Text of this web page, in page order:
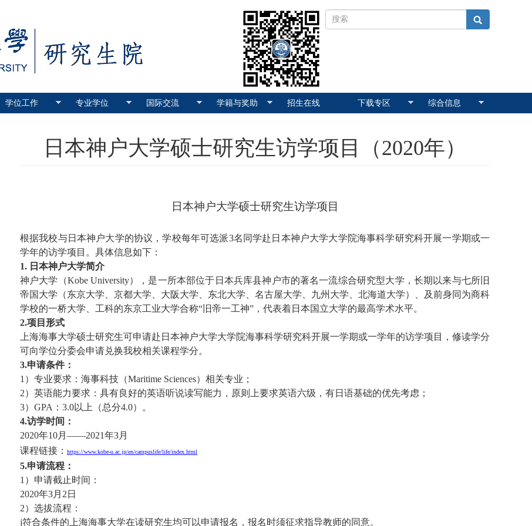
学位工作 专业学位 国际交流 学籍与奖助 招生在线 下载专区 综合信息
日本神户大学硕士研究生访学项目（2020年）
日本神户大学硕士研究生访学项目
根据我校与日本神户大学的协议，学校每年可选派3名同学赴日本神户大学大学院海事科学研究科开展一学期或一
学年的访学项目。具体信息如下：
1. 日本神户大学简介
神户大学（Kobe University），是一所本部位于日本兵库县神户市的著名一流综合研究型大学，长期以来与七所旧
帝国大学（东京大学、京都大学、大阪大学、东北大学、名古屋大学、九州大学、北海道大学）、及前身同为商科
学校的一桥大学、工科的东京工业大学合称“旧帝一工神”，代表着日本国立大学的最高学术水平。
2.项目形式
上海海事大学硕士研究生可申请赴日本神户大学大学院海事科学研究科开展一学期或一学年的访学项目，修读学分
可向学位分委会申请兑换我校相关课程学分。
3.申请条件：
1 ）专业要求：海事科技（Maritime Sciences）相关专业；
2）英语能力要求：具有良好的英语听说读写能力，原则上要求英语六级，有日语基础的优先考虑；
3） GPA ： 3.0以上（总分4.0）。
4.访学时间：
2020年10月——2021年3月
课程链接：
https://www.kobe-u.ac.jp/en/campuslife/life/index.html
5.申请流程：
1 ）申请截止时间：
2020年3月 2 日
2）选拔流程：
j符合条件的上海海事大学在读研究生均可以申请报名，报名时须征求指导教师的同意。